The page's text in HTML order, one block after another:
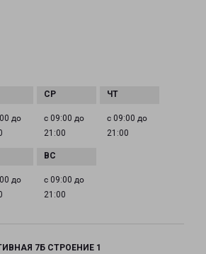
до
с 09:00 до
21:00
с 09:00 до
21:00
до
с 09:00 до
21:00
7Б СТРОЕНИЕ 1